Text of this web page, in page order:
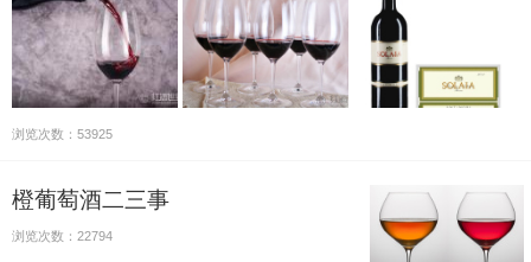
浏览次数：53925
橙葡萄酒二三事
浏览次数：22794